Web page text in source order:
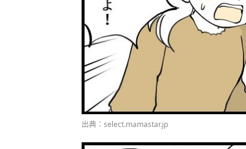
出典：select.mamastar.jp